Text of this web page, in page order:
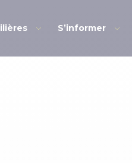
S’informer